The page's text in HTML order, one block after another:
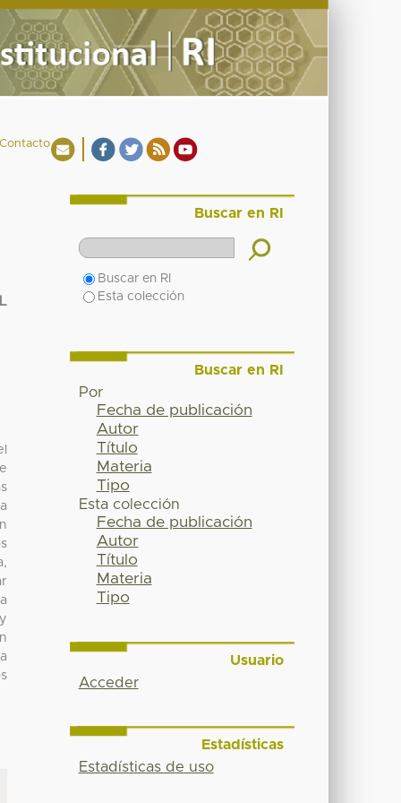
Buscar en RI
Buscar en RI
Esta colección
Buscar en RI
Por
Fecha de publicación
Autor
Título
Materia
Tipo
Esta colección
Fecha de publicación
Autor
Título
Materia
Tipo
Usuario
Acceder
Estadísticas
Estadísticas de uso